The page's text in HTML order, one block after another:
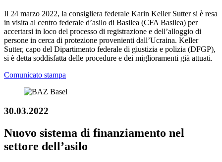
Il 24 marzo 2022, la consigliera federale Karin Keller Sutter si è resa
in visita al centro federale d’asilo di Basilea (CFA Basilea) per
accertarsi in loco del processo di registrazione e dell’alloggio di
persone in cerca di protezione provenienti dall’Ucraina. Keller
Sutter, capo del Dipartimento federale di giustizia e polizia (DFGP),
si è detta soddisfatta delle procedure e dei miglioramenti già attuati.
Comunicato stampa
30.03.2022
Nuovo sistema di finanziamento nel
settore dell’asilo